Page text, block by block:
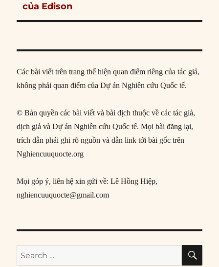
post:
của Edison
Các bài viết trên trang thể hiện quan điểm riêng của tác giả,
không phải quan điểm của Dự án Nghiên cứu Quốc tế.
© Bản quyền các bài viết và bài dịch thuộc về các tác giả,
dịch giả và Dự án Nghiên cứu Quốc tế. Mọi bài đăng lại,
trích dẫn phải ghi rõ nguồn và dẫn link tới bài gốc trên
Nghiencuuquocte.org
Mọi góp ý, liên hệ xin gửi về: Lê Hồng Hiệp,
nghiencuuquocte@gmail.com
Search